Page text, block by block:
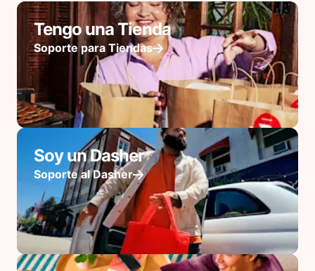
Tengo una Tienda
Soporte para Tiendas
Soy un Dasher
Soporte al Dasher